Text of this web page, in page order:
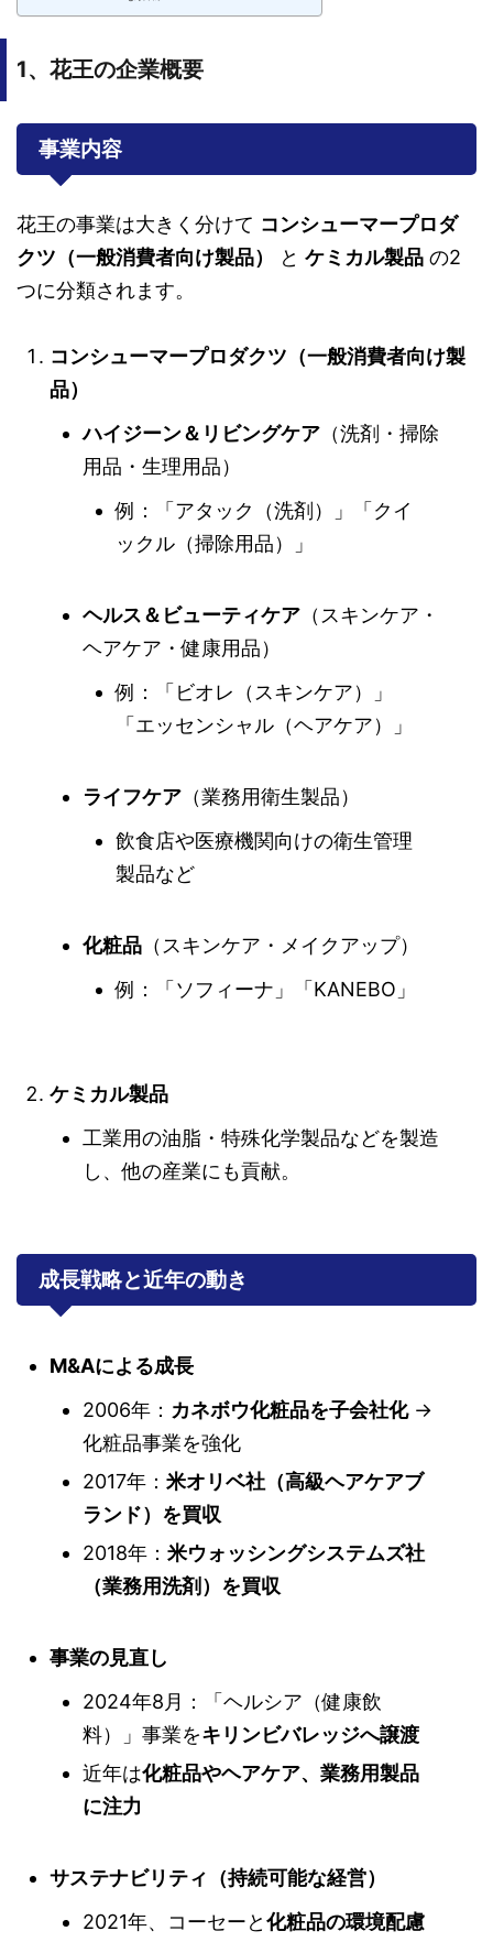
1、花王の企業概要
事業内容
花王の事業は大きく分けて コンシューマープロダ
クツ（一般消費者向け製品）
と ケミカル製品 の2
つに分類されます。
コンシューマープロダクツ（一般消費者向け製
品）
ハイジーン＆リビングケア （洗剤・掃除
用品・生理用品）
例：「アタック（洗剤）」「クイ
ックル（掃除用品）」
ヘルス＆ビューティケア （スキンケア・
ヘアケア・健康用品）
例：「ビオレ（スキンケア）」
「エッセンシャル（ヘアケア）」
ライフケア （業務用衛生製品）
飲食店や医療機関向けの衛生管理
製品など
化粧品 （スキンケア・メイクアップ）
例：「ソフィーナ」「KANEBO」
ケミカル製品
工業用の油脂・特殊化学製品などを製造
し、他の産業にも貢献。
成長戦略と近年の動き
M&Aによる成長
2006年： カネボウ化粧品を子会社化→
化粧品事業を強化
2017年： 米オリベ社（高級ヘアケアブ
ランド）を買収
2018年： 米ウォッシングシステムズ社
（業務用洗剤）を買収
事業の見直し
2024年8月：「ヘルシア（健康飲
料）」事業をキリンビバレッジへ譲渡
近年は化粧品やヘアケア、業務用製品
に注力
サステナビリティ（持続可能な経営）
2021年、コーセーと化粧品の環境配慮